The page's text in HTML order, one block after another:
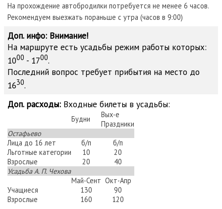
На прохождение автобродилки потребуется не менее 6 часов.
Рекомендуем выезжать пораньше с утра (часов в 9:00)
Доп. инфо: Внимание!
На маршруте есть усадьбы режим работы которых:
1000 - 1700.
Последний вопрос требует прибытия на место до
1630.
Доп. расходы: Входные билеты в усадьбы:
Будни
Вых-е
Праздники
Остафьево
Лица до 16 лет
б/п
б/п
Льготные категории
10
20
Взрослые
20
40
Усадьба А. П. Чехова
Май-Сент Окт-Апр
Учащиеся
130
90
Взрослые
160 120